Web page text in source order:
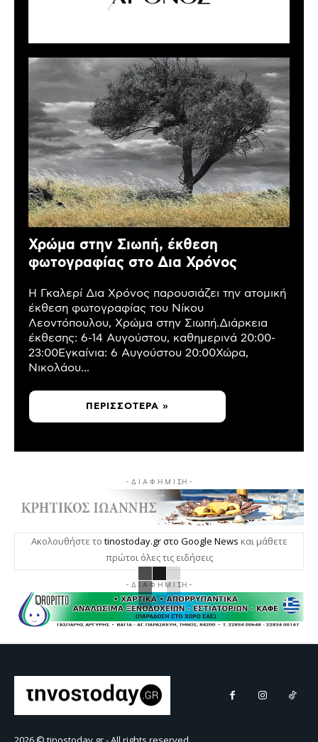
Χρώμα στην Σιωπή, έκθεση
φωτογραφίας στο Δια Χρόνος
Η Γκαλερί Δια Χρόνος παρουσιάζει την ατομική
έκθεση φωτογραφίας του Νίκου
Λεοντόπουλου, Χρώμα στην Σιωπή.Διάρκεια
έκθεσης: 6-14 Αυγούστου, καθημερινά 20:00-
23:00Εγκαίνια: 6 Αυγούστου 20:00Χώρα,
Νικολάου...
ΠΕΡΙΣΣΌΤΕΡΑ »
- Δ Ι Α Φ Η Μ Ι ΣΗ -
Ακολουθήστε το tinostoday.gr στο Google News και μάθετε
πρώτοι όλες τις ειδήσεις
- Δ Ι Α Φ Η Μ Ι ΣΗ -